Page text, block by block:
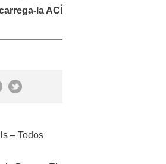
la ACÍ
– Todos